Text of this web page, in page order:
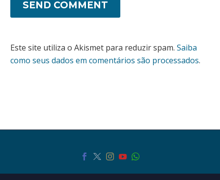
SEND COMMENT
Este site utiliza o Akismet para reduzir spam. Saiba
como seus dados em comentários são processados.